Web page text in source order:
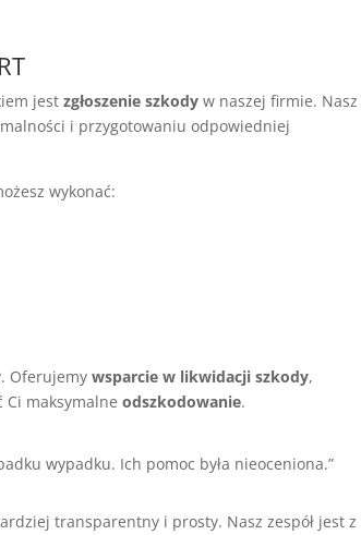
jest zgłoszenie szkodyw naszej firmie. Nasz
i przygotowaniu odpowiedniej
wykonać:
Oferujemy wsparcie w likwidacji szkody,
Ci maksymalne odszkodowanie.
wypadku. Ich pomoc była nieoceniona.”
transparentny i prosty. Nasz zespół jest z